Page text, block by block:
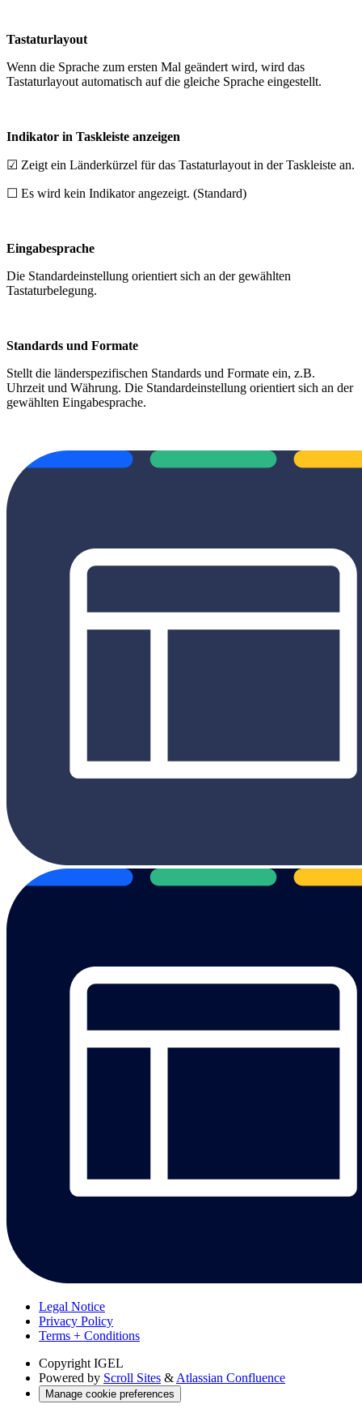
Tastaturlayout
Wenn die Sprache zum ersten Mal geändert wird, wird das
Tastaturlayout automatisch auf die gleiche Sprache eingestellt.
Indikator in Taskleiste anzeigen
☑ Zeigt ein Länderkürzel für das Tastaturlayout in der Taskleiste an.
☐ Es wird kein Indikator angezeigt. (Standard)
Eingabesprache
Die Standardeinstellung orientiert sich an der gewählten
Tastaturbelegung.
Standards und Formate
Stellt die länderspezifischen Standards und Formate ein, z.B.
Uhrzeit und Währung. Die Standardeinstellung orientiert sich an der
gewählten Eingabesprache.
Legal Notice
Privacy Policy
Terms + Conditions
Copyright IGEL
Powered by Scroll Sites & Atlassian Confluence
Manage cookie preferences